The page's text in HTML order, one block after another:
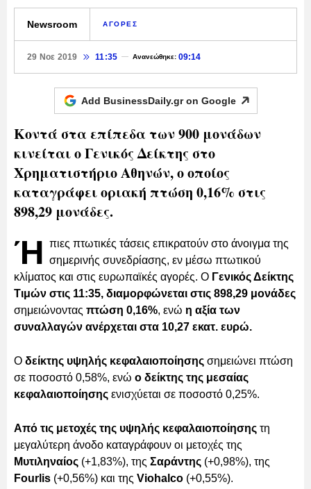
Newsroom ΑΓΟΡΕΣ
29 Νοε 2019 11:35 Ανανεώθηκε: 09:14
Add BusinessDaily.gr on Google
Κοντά στα επίπεδα των 900 μονάδων
κινείται ο Γενικός Δείκτης στο
Χρηματιστήριο Αθηνών, ο οποίος
καταγράφει οριακή πτώση 0,16% στις
898,29 μονάδες.
Ή πιες πτωτικές τάσεις επικρατούν στο άνοιγμα της
σημερινής συνεδρίασης, εν μέσω πτωτικού
κλίματος και στις ευρωπαϊκές αγορές. O Γενικός Δείκτης
Τιμών στις 11:35, διαμορφώνεται στις 898,29 μονάδες
σημειώνοντας πτώση 0,16%, ενώ η αξία των
συναλλαγών ανέρχεται στα 10,27 εκατ. ευρώ.
Ο δείκτης υψηλής κεφαλαιοποίησης σημειώνει πτώση
σε ποσοστό 0,58%, ενώ ο δείκτης της μεσαίας
κεφαλαιοποίησης ενισχύεται σε ποσοστό 0,25%.
Από τις μετοχές της υψηλής κεφαλαιοποίησης τη
μεγαλύτερη άνοδο καταγράφουν οι μετοχές της
Μυτιληναίος (+1,83%), της Σαράντης (+0,98%), της
Fourlis (+0,56%) και της Viohalco (+0,55%).